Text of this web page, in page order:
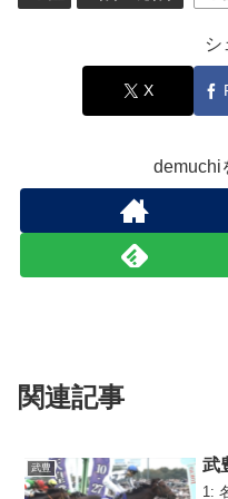
シ
X
demuchi
関連記事
武豊 武
1: